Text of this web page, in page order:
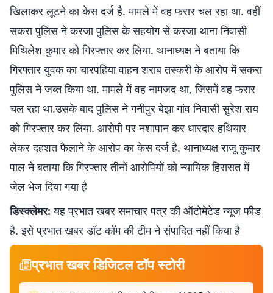
खिलाकर लूटने का केस दर्ज है. मामले में वह फरार चल रहा था. वहीं
सकरा पुलिस ने करजा पुलिस के सहयोग से करजा थाना निवासी
मिथिलेश कुमार को गिरफ्तार कर लिया. थानाध्यक्ष ने बताया कि
गिरफ्तार युवक का चारपहिया वाहन शराब तस्करी के आरोप में सकरा
पुलिस ने जब्त किया था. मामले में वह नामजद था, जिसमें वह फरार
चल रहा था.उसके बाद पुलिस ने गनीपुर बेझा गांव निवासी सुरेश राय
को गिरफ्तार कर लिया. आरोपी पर नशापान कर धारदार हथियार
लेकर दहशत फैलाने के आरोप का केस दर्ज है. थानाध्यक्ष राजू कुमार
पाल ने बताया कि गिरफ्तार तीनों आरोपियों को न्यायिक हिरासत में
जेल भेज दिया गया है़
डिस्क्लेमर: यह प्रभात खबर समाचार पत्र की ऑटोमेटेड न्यूज फीड
है. इसे प्रभात खबर डॉट कॉम की टीम ने संपादित नहीं किया है
प्रभात खबर डिजिटल टॉप स्टोरी